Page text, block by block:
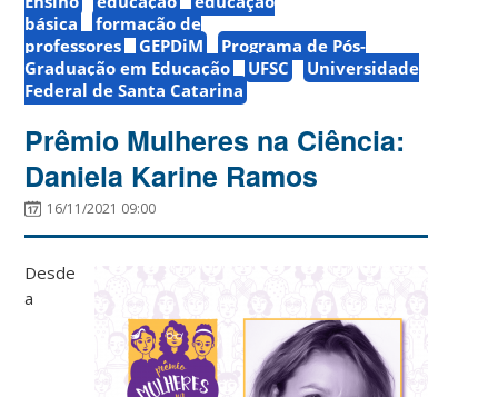
básica
formação de
professores
GEPDiM
Programa de Pós-
Graduação em Educação
UFSC
Universidade
Federal de Santa Catarina
Prêmio Mulheres na Ciência:
Daniela Karine Ramos
16/11/2021 09:00
Desde
a